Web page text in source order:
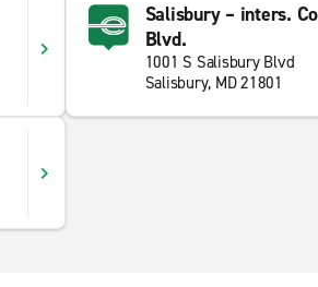
Salisbury – inters.
Blvd.
1001 S Salisbury Blvd
Salisbury, MD 21801